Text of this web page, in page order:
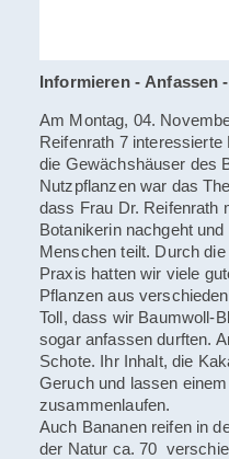
Informieren - Anfassen
Am Montag, 04.
Reifenrath 7
die Gewächshäuser des
Nutzpflanzen war das
dass Frau Dr. Reifenrath
Botanikerin nachgeht
Menschen teilt. Durch
Praxis hatten wir viele
Pflanzen aus
Toll, dass wir Baumwoll-
sogar anfassen durften.
Schote. Ihr Inhalt, die
Geruch und lassen
zusammenlaufen.
Auch Bananen reifen in
der Natur ca. 70